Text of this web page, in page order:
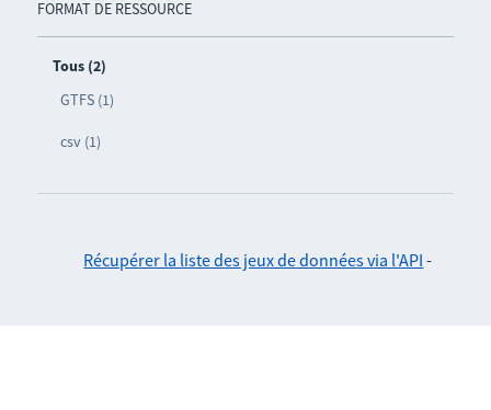
FORMAT DE RESSOURCE
Tous (2)
GTFS (1)
csv (1)
Récupérer la liste des jeux de données via l'API -